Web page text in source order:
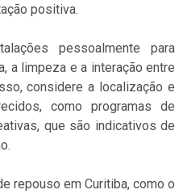
positiva.
pessoalmente para
a limpeza e a interação entre
considere a localização e
como programas de
que são indicativos de
repouso em Curitiba, como o